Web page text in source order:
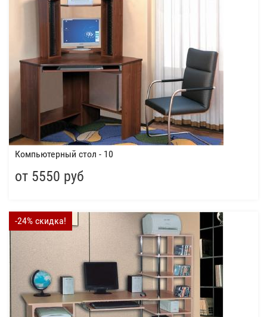
Компьютерный стол - 10
от 5550 руб
-24% скидка!